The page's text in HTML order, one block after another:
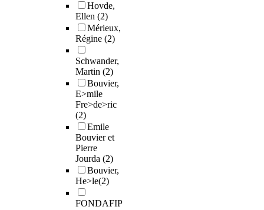
Hovde,
Ellen (2)
Mérieux,
Régine (2)
Schwander,
Martin (2)
Bouvier,
E>mile
Fre>de>ric
(2)
Emile
Bouvier et
Pierre
Jourda (2)
Bouvier,
He>le(2)
FONDAFIP